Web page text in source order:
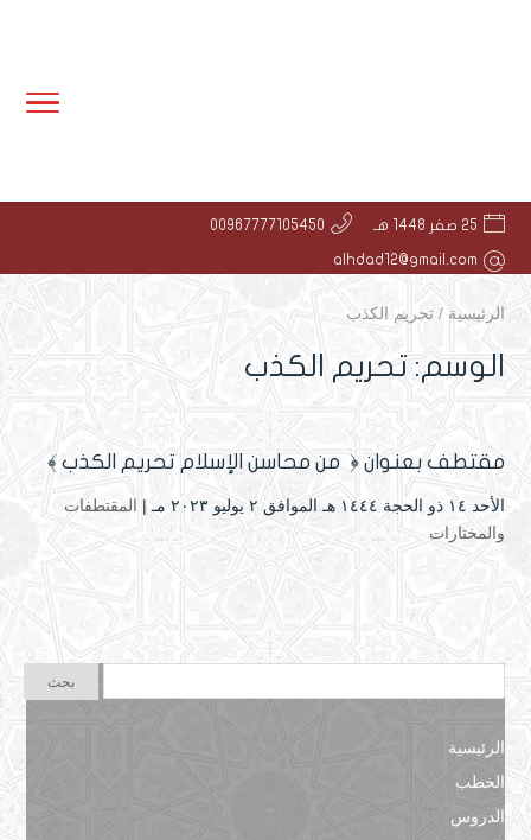
25 صفر 1448 هـ 00967777105450
alhdad12@gmail.com
الرئيسية / تحريم الكذب
الوسم: تحريم الكذب
مقتطف بعنوان ﴿ من محاسن الإسلام تحريم الكذب ﴾
الأحد ۱٤ ذو الحجة ۱٤٤٤ هـ الموافق ۲ يوليو ۲۰۲۳ مـ |
المقتطفات
والمختارات
الرئيسية
الخطب
الدروس